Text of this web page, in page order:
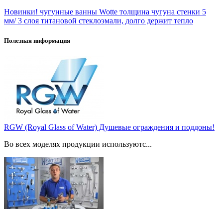
Новинки! чугунные ванны Wotte толщина чугуна стенки 5
мм/ 3 слоя титановой стеклоэмали, долго держит тепло
Полезная информация
RGW (Royal Glass of Water) Душевые ограждения и поддоны!
Во всех моделях продукции используютс...